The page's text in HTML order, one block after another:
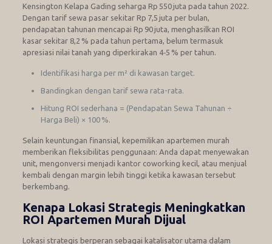
Kensington Kelapa Gading seharga Rp 550 juta pada tahun 2022.
Dengan tarif sewa pasar sekitar Rp 7,5 juta per bulan,
pendapatan tahunan mencapai Rp 90 juta, menghasilkan ROI
kasar sekitar 8,2 % pada tahun pertama, belum termasuk
apresiasi nilai tanah yang diperkirakan 4‑5 % per tahun.
Identifikasi harga per m² di kawasan target.
Bandingkan dengan tarif sewa rata-rata.
Hitung ROI sederhana = (Pendapatan Sewa Tahunan ÷
Harga Beli) × 100 %.
Selain keuntungan finansial, kepemilikan apartemen murah
memberikan fleksibilitas penggunaan: Anda dapat menyewakan
unit, mengonversi menjadi kantor coworking kecil, atau menjual
kembali dengan margin lebih tinggi ketika kawasan tersebut
berkembang.
Kenapa Lokasi Strategis Meningkatkan
ROI Apartemen Murah Dijual
Lokasi strategis berperan sebagai katalisator utama dalam